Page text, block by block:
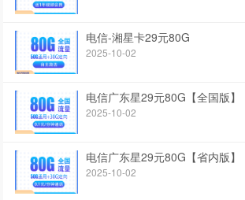
电信-湘星卡29元80G
2025-10-02
电信广东星29元80G【全国版】
2025-10-02
电信广东星29元80G【省内版】
2025-10-02